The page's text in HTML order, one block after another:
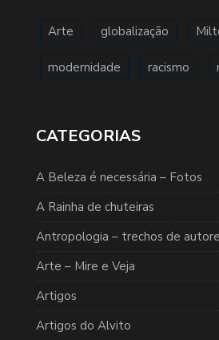
Arte globalização
modernidade racismo
CATEGORIAS
A Beleza é necessária – Fotos
A Rainha de chuteiras
Antropologia – trechos de
Arte – Mire e Veja
Artigos
Artigos do Alvito